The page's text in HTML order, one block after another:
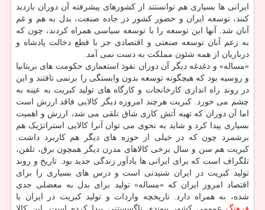
ایرانی ها بسیاری هم توانستند از کشورهای پیشرفته آن دوران بازدید
کنند، توسعه ایران و حضور کشور در جاده صنعت، بدل به هم و غم
آنان شد. آنها این توسعه را با توسعه سیاسی همراه کردند، چون که
به زعم آنان توسعه صنعتی و اقتصادی جز با قطع دخالت پادشاه و
درباریان از همه شئون مملکت به دست نمی آمد.
«مساله» و دغدغه دیگر آن دوران نفوذ استعماری حکومت های بریتانیا
و روسیه بود که هیچگونه توسعه بدون وابستگی را برنمی تافتند و این
در روند راه اندازی کارخانجات و کارگاه های تولید کبریت به عینه به
چشم می خورد. کبریت هرچند امروزه دیگر کالایی فاقد ارزش است
اما آن دوران که تهیه آتش کاری شاق تلقی می شد، ارزش و اهمیت
بسیاری پیدا کرد و شاید به نحوی می توان آنرا کالایی استراتژیک هم
برشمرد چون که در خیلی از حوزه های دیگر هم کاربرد داشت.
کبریت هم سن و سال برخی کالاهای مدرن دیگر همچون برق، تلفن،
تلگراف است که برای ایرانی ها یادآور زندگی جدید بود. تاریخ و روند
تولید کبریت در ایران شنیدنی است و درس های بسیاری را برای
اقتصاد امروز ایران که «مساله» تولید برای بدل به معضلی جدی
شده، به همراه دارد. تاریخچه واردات و تولید کبریت در ایران با